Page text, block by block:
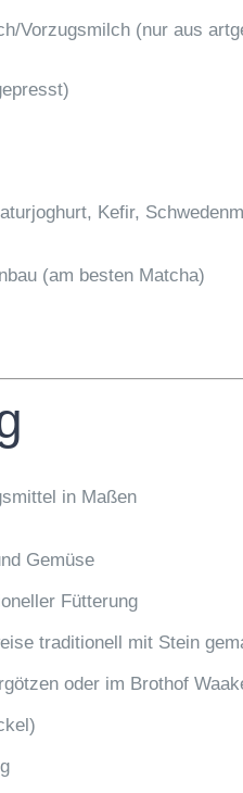
Vorzugsmilch (nur aus
Kefir,
(am besten Matcha)
in Maßen
Gemüse
Fütterung
traditionell mit Stein
oder im Brothof